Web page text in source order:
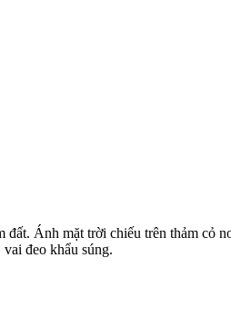
Ánh mặt trời chiếu trên thảm cỏ
đeo khẩu súng.